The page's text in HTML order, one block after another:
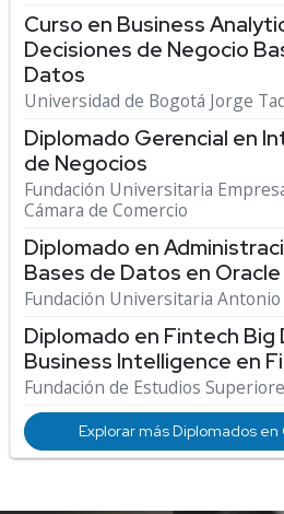
Curso en Business
Decisiones de Negocio
Datos
Universidad de Bogotá Jorge
Diplomado Gerencial en
de Negocios
Fundación Universitaria
Cámara de Comercio
Diplomado en
Bases de Datos en Oracle
Fundación Universitaria Antonio
Diplomado en Fintech Big
Business Intelligence en
Fundación de Estudios
Explorar más Diplomados